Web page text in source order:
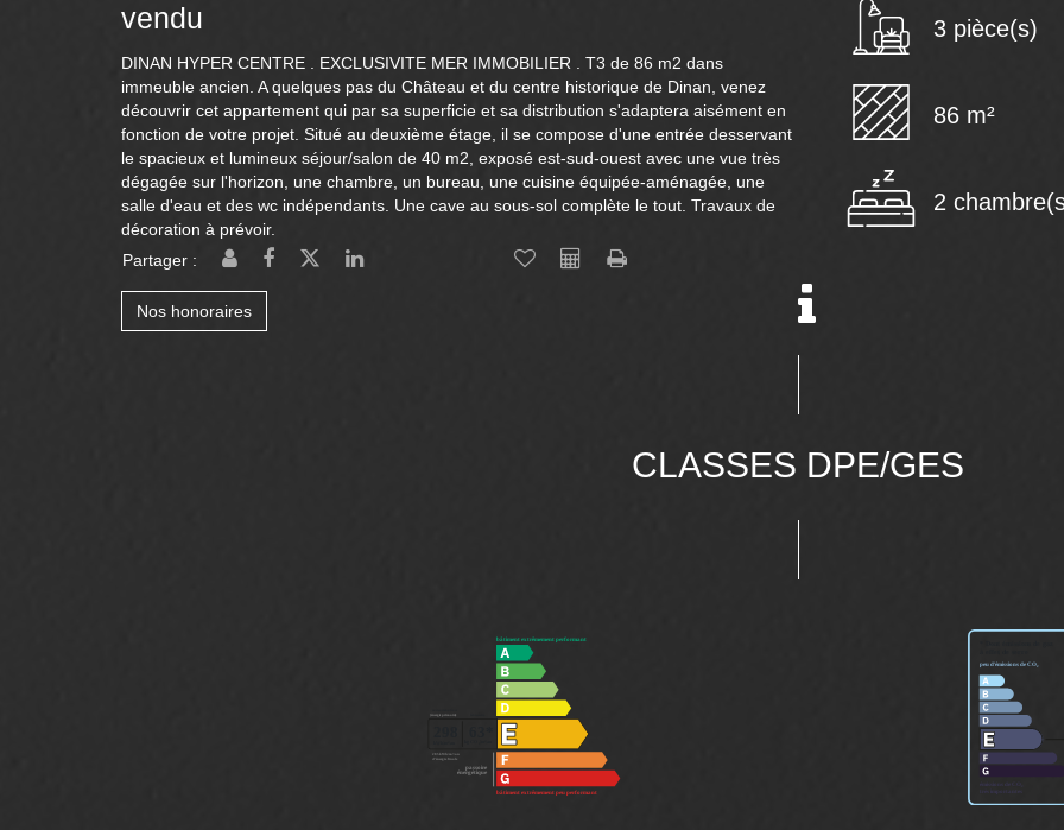
vendu
DINAN HYPER CENTRE . EXCLUSIVITE MER IMMOBILIER . T3 de 86 m2 dans
immeuble ancien. A quelques pas du Château et du centre historique de Dinan, venez
découvrir cet appartement qui par sa superficie et sa distribution s'adaptera aisément en
fonction de votre projet. Situé au deuxième étage, il se compose d'une entrée desservant
le spacieux et lumineux séjour/salon de 40 m2, exposé est-sud-ouest avec une vue très
dégagée sur l'horizon, une chambre, un bureau, une cuisine équipée-aménagée, une
salle d'eau et des wc indépendants. Une cave au sous-sol complète le tout. Travaux de
décoration à prévoir.
Partager :
Nos honoraires
3 pièce(s)
86 m²
2
CLASSES DPE/GES